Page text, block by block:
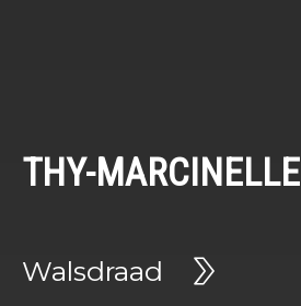
THY-MARCINELLE
Walsdraad